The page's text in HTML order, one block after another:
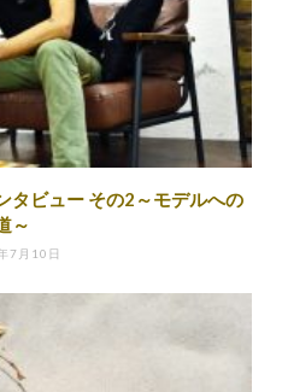
タビュー その2～モデルへの
～
7月10日